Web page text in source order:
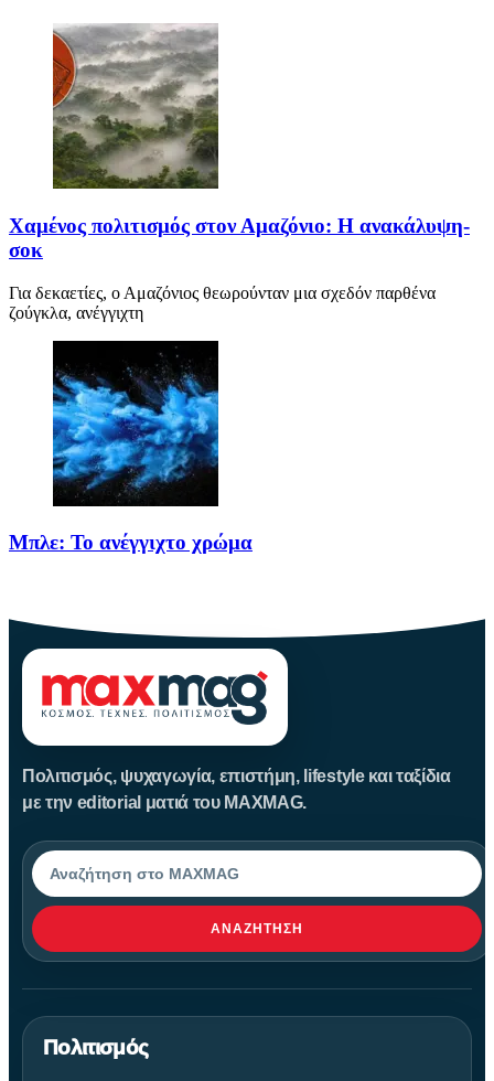
Χαμένος πολιτισμός στον Αμαζόνιο: Η ανακάλυψη-
σοκ
Για δεκαετίες, ο Αμαζόνιος θεωρούνταν μια σχεδόν παρθένα
ζούγκλα, ανέγγιχτη
Μπλε: Το ανέγγιχτο χρώμα
Πολιτισμός, ψυχαγωγία, επιστήμη, lifestyle και ταξίδια
με την editorial ματιά του MAXMAG.
Αναζήτηση
ΑΝΑΖΉΤΗΣΗ
Πολιτισμός